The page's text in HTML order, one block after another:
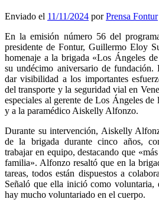
Enviado el 11/11/2024 porPrensa Fontur
En la emisión número 56 del
presidente de Fontur, Guillermo Eloy
homenaje a la brigada «Los Ángeles
su undécimo aniversario de fundación.
dar visibilidad a los importantes
del transporte y la seguridad vial en
especiales al gerente de Los Ángeles
y a la paramédico Aiskelly Alfonzo.
Durante su intervención, Aiskelly
de la brigada durante cinco años,
trabajar en equipo, destacando que
familia». Alfonzo resaltó que en la
tareas, todos están dispuestos a
Señaló que ella inició como voluntaria,
hay mucho voluntariado en el cuerpo.